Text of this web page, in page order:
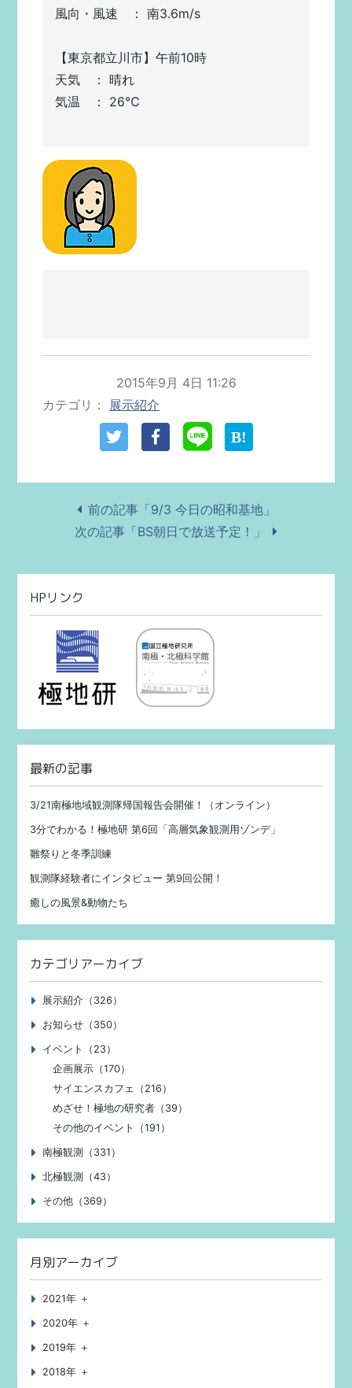
風向・風速　： 南3.6m/s
【東京都立川市】午前10時
天気　： 晴れ
気温　： 26℃
2015年9月 4日 11:26
カテゴリ
展示紹介
前の記事「9/3 今日の昭和基地」
次の記事「BS朝日で放送予定！」
HPリンク
最新の記事
3/21南極地域観測隊帰国報告会開催！（オンライン）
3分でわかる！極地研 第6回「高層気象観測用ゾンデ」
雛祭りと冬季訓練
観測隊経験者にインタビュー 第9回公開！
癒しの風景&動物たち
カテゴリアーカイブ
展示紹介（326）
お知らせ（350）
イベント（23）
企画展示（170）
サイエンスカフェ（216）
めざせ！極地の研究者（39）
その他のイベント（191）
南極観測（331）
北極観測（43）
その他（369）
月別アーカイブ
2021年 ＋
2020年 ＋
2019年 ＋
2018年 ＋